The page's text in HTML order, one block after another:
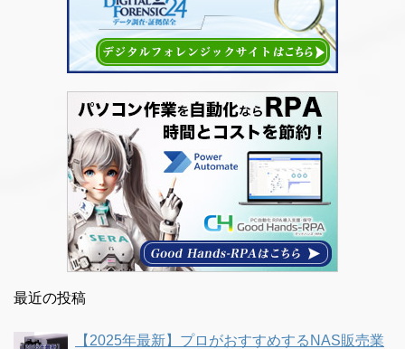
最近の投稿
【2025年最新】プロがおすすめするNAS販売業